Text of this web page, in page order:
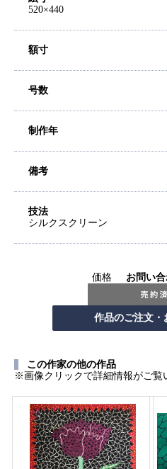
520×440
額寸
号数
制作年
備考
技法
シルクスクリーン
価格 お問い
この作家の他の作品
※画像クリックで詳細情報がご覧